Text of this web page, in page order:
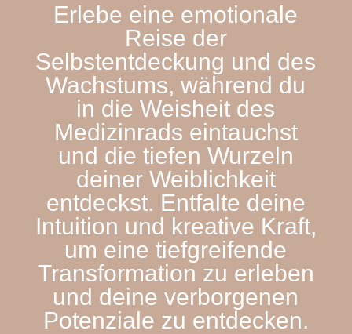
Erlebe eine emotionale
Reise der
Selbstentdeckung und des
Wachstums, während du
in die Weisheit des
Medizinrads eintauchst
und die tiefen Wurzeln
deiner Weiblichkeit
entdeckst. Entfalte deine
Intuition und kreative Kraft,
um eine tiefgreifende
Transformation zu erleben
und deine verborgenen
Potenziale zu entdecken.